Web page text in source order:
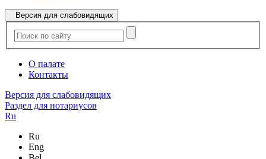
Версия для слабовидящих
О палате
Контакты
Версия для слабовидящих
Раздел для нотариусов
Ru
Ru
Eng